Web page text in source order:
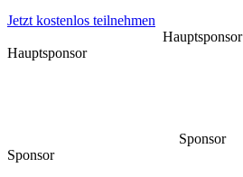
Jetzt kostenlos teilnehmen
Hauptsponsor
Hauptsponsor
Sponsor
Sponsor